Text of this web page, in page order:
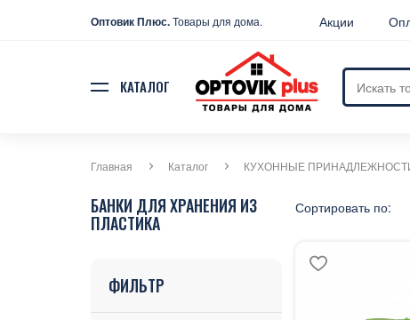
Оптовик Плюс.Товары для дома. Акции
КАТАЛОГ
Главная Каталог КУХОННЫЕ
БАНКИ ДЛЯ ХРАНЕНИЯ ИЗ
ПЛАСТИКА
ФИЛЬТР
Сортировать по: